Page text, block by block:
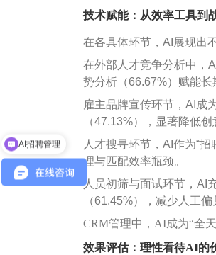
技术赋能：从效率工具到
在各具体环节，AI展现出
在外部人才竞争分析中，
势分析（66.67%）赋能长
雇主品牌宣传环节，AI成
（47.13%），显著降低创
人才搜寻环节，AI作为“
理与匹配效率瓶颈。
人员初筛与面试环节，AI
（61.45%），减少人工偏
CRM管理中，AI成为“全
效果评估：理性看待AI的
AI招聘管理